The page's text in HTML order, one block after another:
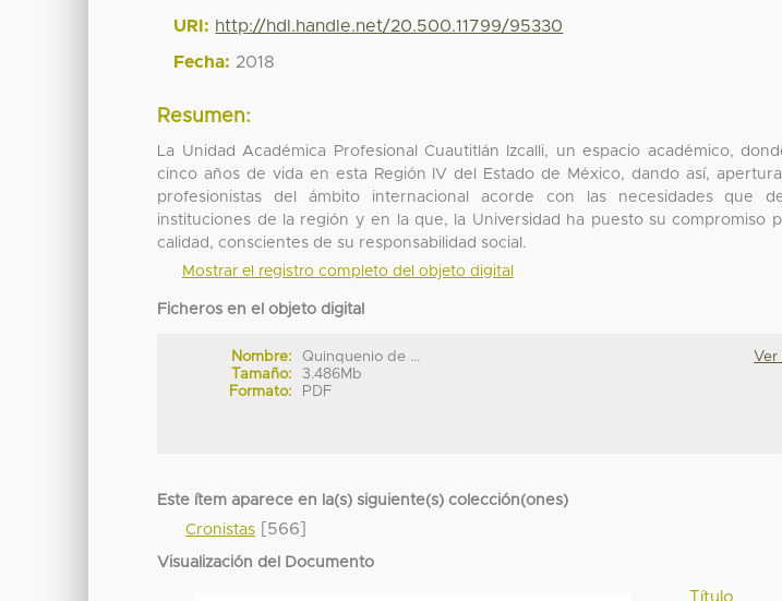
URI: http://hdl.handle.net/20.500.11799/95330
Fecha: 2018
Resumen:
La Unidad Académica Profesional Cuautitlán Izcalli, un espacio académico,
cinco años de vida en esta Región IV del Estado de México, dando así,
profesionistas del ámbito internacional acorde con las necesidades que
instituciones de la región y en la que, la Universidad ha puesto su compromiso
calidad, conscientes de su responsabilidad social.
Mostrar el registro completo del objeto digital
Ficheros en el objeto digital
Nombre:
Quinquenio de ...
Tamaño:
3.486Mb
Formato:
PDF
Este ítem aparece en la(s) siguiente(s) colección(ones)
Cronistas [566]
Visualización del Documento
Título